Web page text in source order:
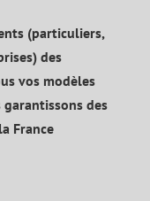
(particuliers,
des
vos modèles
des
France